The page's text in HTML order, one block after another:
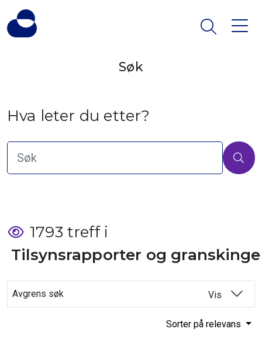
Søk
Hva leter du etter?
1793 treff i
Tilsynsrapporter og
Avgrens søk Vis
Sorter på relevans